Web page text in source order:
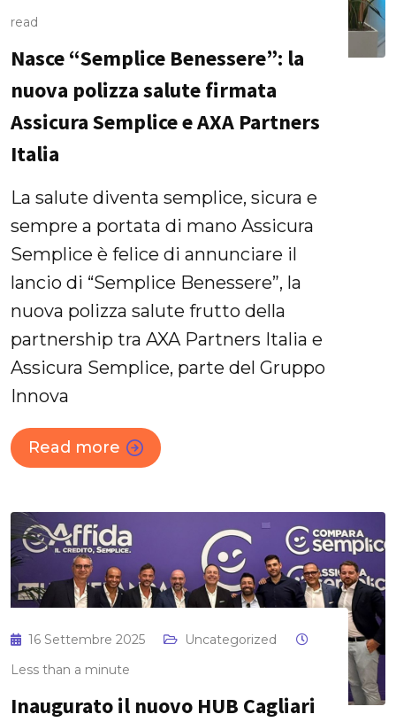
read
Nasce “Semplice Benessere”: la
nuova polizza salute firmata
Assicura Semplice e AXA Partners
Italia
La salute diventa semplice, sicura e
sempre a portata di mano Assicura
Semplice è felice di annunciare il
lancio di “Semplice Benessere”, la
nuova polizza salute frutto della
partnership tra AXA Partners Italia e
Assicura Semplice, parte del Gruppo
Innova
Read more
16 Settembre 2025
Uncategorized
Less than a minute
Inaugurato il nuovo HUB Cagliari